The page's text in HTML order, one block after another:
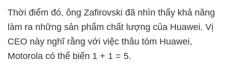
Thời điểm đó, ông Zafirovski đã nhìn thấy khả năng
làm ra những sản phẩm chất lượng của Huawei. Vị
CEO này nghĩ rằng với việc thâu tóm Huawei,
Motorola có thể biến 1 + 1 = 5.